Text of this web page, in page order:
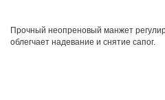
Прочный неопреновый манжет
облегчает надевание и снятие сапог.